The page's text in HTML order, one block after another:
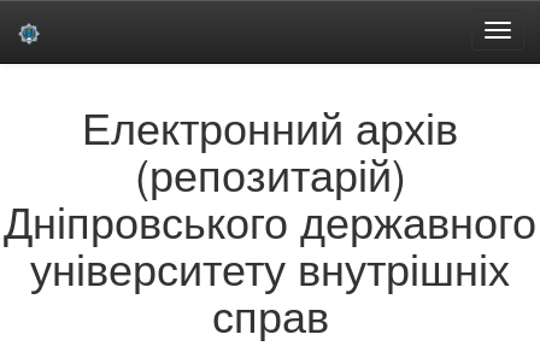
Електронний архів
(репозитарій)
Дніпровського державного
університету внутрішніх
справ